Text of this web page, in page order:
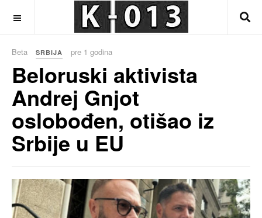
Beta SRBIJA pre 1 godina
Beloruski aktivista
Andrej Gnjot
oslobođen, otišao iz
Srbije u EU